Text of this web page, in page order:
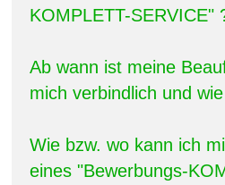
KOMPLETT-SERVICE"
Ab wann ist meine
mich verbindlich und
Wie bzw. wo kann ich
eines "Bewerbungs-